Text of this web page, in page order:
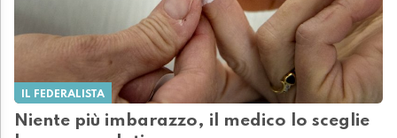
IL FEDERALISTA
Niente più imbarazzo, il medico lo sceglie